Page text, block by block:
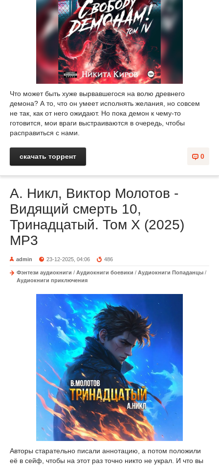
Что может быть хуже вырвавшегося на волю древнего
демона? А то, что он умеет исполнять желания, но совсем
не так, как от него ожидают. Но пока демон к чему-то
готовится, мои враги выстраиваются в очередь, чтобы
расправиться с нами.
0
скачать торрент
А. Никл, Виктор Молотов -
Видящий смерть 10,
Тринадцатый. Том X (2025)
МР3
admin 23-12-2025, 04:06 486
Фэнтези аудиокниги / Аудиокниги боевики / Аудиокниги Попаданцы /
Аудиокниги приключения
Авторы старательно писали аннотацию, а потом положили
её в сейф, чтобы на этот раз точно никто не украл. И что вы